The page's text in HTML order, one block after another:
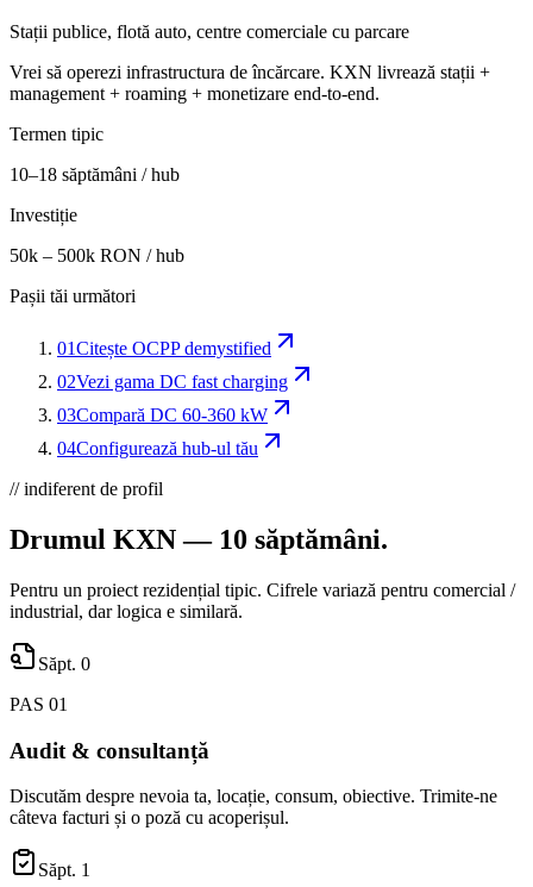
Stații publice, flotă auto, centre comerciale cu parcare
Vrei să operezi infrastructura de încărcare. KXN livrează stații +
management + roaming + monetizare end-to-end.
Termen tipic
10–18 săptămâni / hub
Investiție
50k – 500k RON / hub
Pașii tăi următori
01Citește OCPP demystified
02Vezi gama DC fast charging
03Compară DC 60-360 kW
04Configurează hub-ul tău
// indiferent de profil
Drumul KXN — 10 săptămâni.
Pentru un proiect rezidențial tipic. Cifrele variază pentru comercial /
industrial, dar logica e similară.
Săpt. 0
PAS 01
Audit & consultanță
Discutăm despre nevoia ta, locație, consum, obiective. Trimite-ne
câteva facturi și o poză cu acoperișul.
Săpt. 1